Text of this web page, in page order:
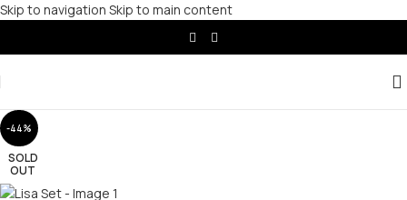
Skip to navigation Skip to main content
-44%
SOLD
OUT